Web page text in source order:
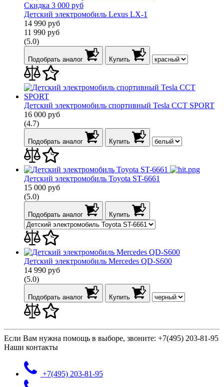
Скидка 3 000 руб
Детский электромобиль Lexus LX-1
14 990 руб
11 990 руб
(5.0)
Подобрать аналог Купить
Детский электромобиль спортивный Tesla CCT SPORT
16 000 руб
(4.7)
Подобрать аналог Купить
Детский электромобиль Toyota ST-6661
15 000 руб
(5.0)
Подобрать аналог Купить
Детский электромобиль Mercedes QD-S600
14 990 руб
(5.0)
Подобрать аналог Купить
Если Вам нужна помощь в выборе, звоните: +7(495) 203-81-95
Наши контакты
+7(495) 203-81-95